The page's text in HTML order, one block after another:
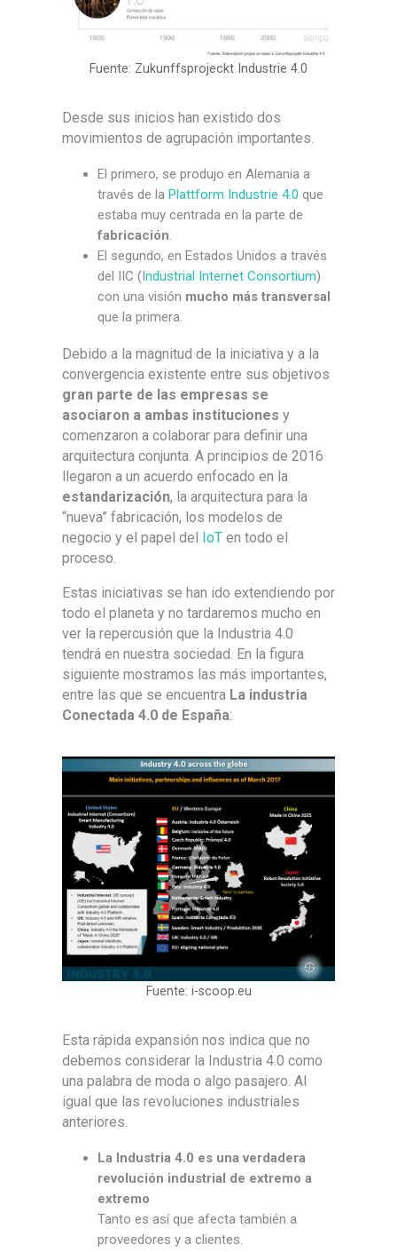
Fuente: Zukunffsprojeckt Industrie 4.0
Desde sus inicios han existido dos
movimientos de agrupación importantes.
El primero, se produjo en Alemania a
través de la Plattform Industrie 4.0 que
estaba muy centrada en la parte de
fabricación
El segundo, en Estados Unidos a través
del IIC (Industrial Internet Consortium)
con una visión mucho más transversal
que la primera.
Debido a la magnitud de la iniciativa y a la
convergencia existente entre sus objetivos
gran parte de las empresas se
asociaron a ambas instituciones y
comenzaron a colaborar para definir una
arquitectura conjunta. A principios de 2016
llegaron a un acuerdo enfocado en la
estandarización, la arquitectura para la
“nueva” fabricación, los modelos de
negocio y el papel del IoT en todo el
proceso.
Estas iniciativas se han ido extendiendo por
todo el planeta y no tardaremos mucho en
ver la repercusión que la Industria 4.0
tendrá en nuestra sociedad. En la figura
siguiente mostramos las más importantes,
entre las que se encuentra La industria
Conectada 4.0 de España:
Fuente: i-scoop.eu
Esta rápida expansión nos indica que no
debemos considerar la Industria 4.0 como
una palabra de moda o algo pasajero. Al
igual que las revoluciones industriales
anteriores.
La Industria 4.0 es una verdadera
revolución industrial de extremo a
extremo
Tanto es así que afecta también a
proveedores y a clientes.